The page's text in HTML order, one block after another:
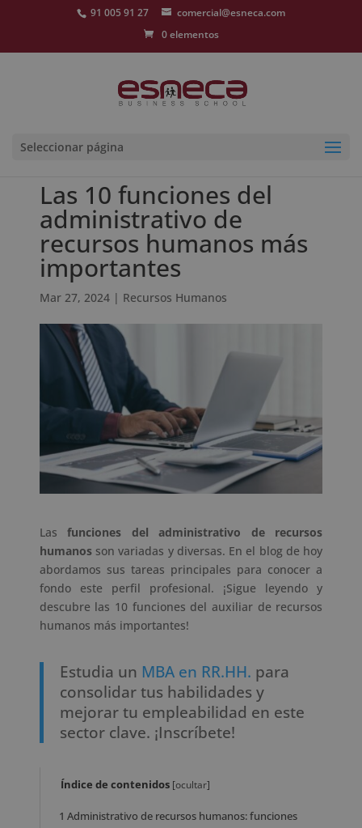
91 005 91 27
comercial@esneca.com
0 elementos
Seleccionar página
Las 10 funciones del
administrativo de
recursos humanos más
importantes
Mar 27, 2024| Recursos Humanos
Lasfunciones del administrativo de recursos
humanosson variadas y diversas. En el blog de hoy
abordamos sus tareas principales para conocer a
fondo este perfil profesional. ¡Sigue leyendo y
descubre las 10 funciones del auxiliar de recursos
humanos más importantes!
Estudia un MBA en RR.HH. para
consolidar tus habilidades y
mejorar tu empleabilidad en este
sector clave. ¡Inscríbete!
Índice de contenidos [ocultar]
1 Administrativo de recursos humanos: funciones